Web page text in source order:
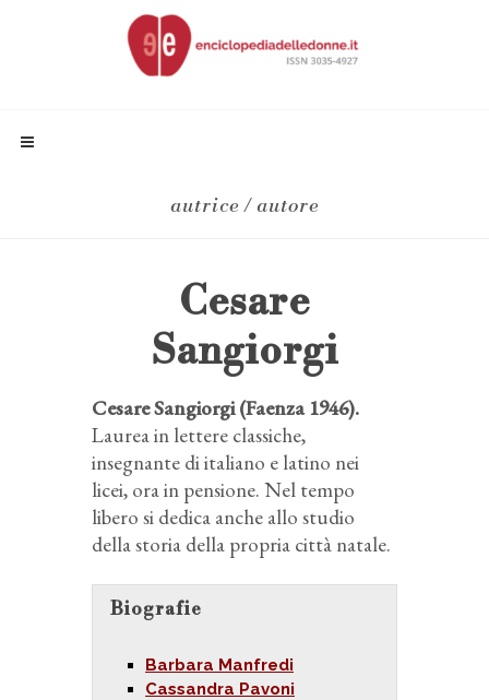
autrice / autore
Cesare
Sangiorgi
Cesare Sangiorgi (Faenza 1946).
Laurea in lettere classiche,
insegnante di italiano e latino nei
licei, ora in pensione. Nel tempo
libero si dedica anche allo studio
della storia della propria città natale.
Biografie
Barbara Manfredi
Cassandra Pavoni